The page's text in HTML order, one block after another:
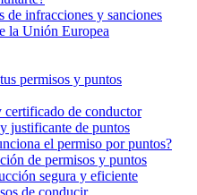
de infracciones y sanciones
la Unión Europea
permisos y puntos
certificado de conductor
justificante de puntos
el permiso por puntos?
de permisos y puntos
segura y eficiente